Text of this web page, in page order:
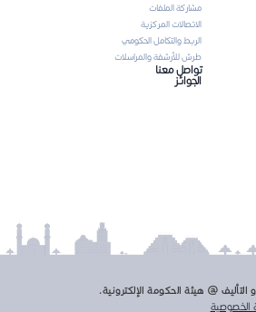
مشاركة الملفات
الاتصالات المركزية
الربط والتكامل الحكومي
طرش للأرشفة والمراسلات
تواصل معنا
الجوائز
@ هيئة الحكومة الإلكترونية.
الخصوصية